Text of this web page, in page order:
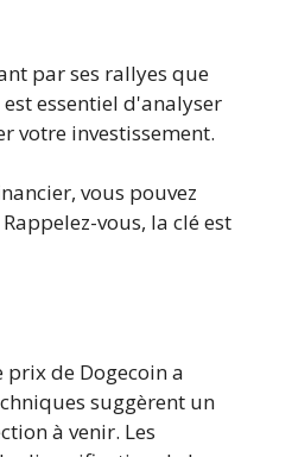
par ses rallyes que
essentiel d'analyser
votre investissement.
vous pouvez
Rappelez-vous, la clé est
prix de Dogecoin a
suggèrent un
à venir. Les